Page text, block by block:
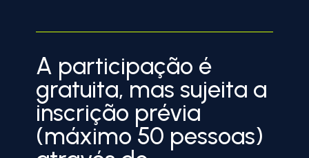
A participação é
gratuita, mas sujeita a
inscrição prévia
(máximo 50 pessoas)